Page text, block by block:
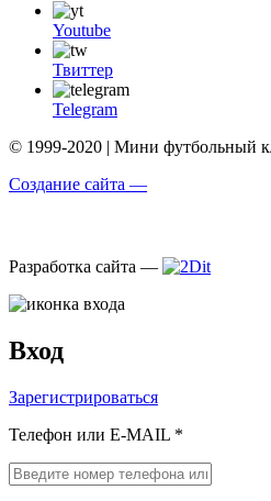
Youtube
Твиттер
Telegram
© 1999-2020 | Мини футбольный
Создание сайта —
Разработка сайта —
Вход
Зарегистрироваться
Телефон или E-MAIL *